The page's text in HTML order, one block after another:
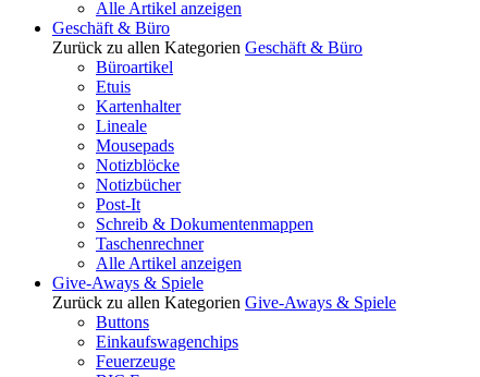
Alle Artikel anzeigen
Geschäft & Büro
Zurück zu allen Kategorien Geschäft & Büro
Büroartikel
Etuis
Kartenhalter
Lineale
Mousepads
Notizblöcke
Notizbücher
Post-It
Schreib & Dokumentenmappen
Taschenrechner
Alle Artikel anzeigen
Give-Aways & Spiele
Zurück zu allen Kategorien Give-Aways & Spiele
Buttons
Einkaufswagenchips
Feuerzeuge